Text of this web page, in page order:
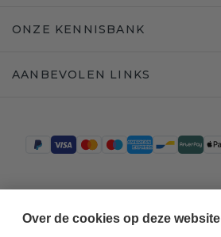
ONZE KENNISBANK
AANBEVOLEN LINKS
Over de cookies op deze website